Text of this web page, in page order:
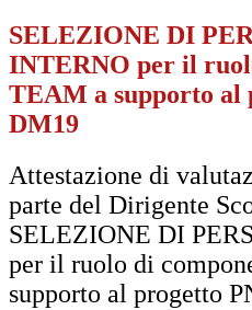
SELEZIONE DI
INTERNO per il
TEAM a supporto al
DM19
Attestazione di
parte del Dirigente
SELEZIONE DI
per il ruolo di
supporto al progetto